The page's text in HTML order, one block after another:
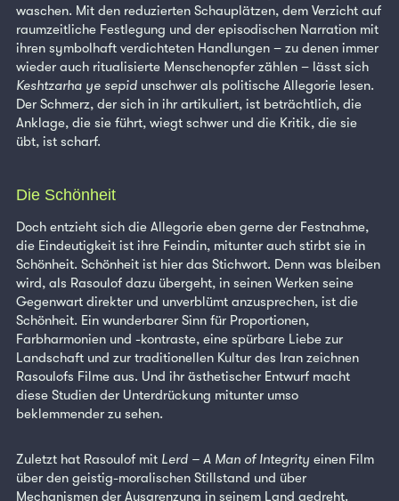
waschen. Mit den reduzierten Schauplätzen, dem Verzicht auf
raumzeitliche Festlegung und der episodischen Narration mit
ihren symbolhaft verdichteten Handlungen – zu denen immer
wieder auch ritualisierte Menschenopfer zählen – lässt sich
Keshtzarha ye sepid unschwer als politische Allegorie lesen.
Der Schmerz, der sich in ihr artikuliert, ist beträchtlich, die
Anklage, die sie führt, wiegt schwer und die Kritik, die sie
übt, ist scharf.
Die Schönheit
Doch entzieht sich die Allegorie eben gerne der Festnahme,
die Eindeutigkeit ist ihre Feindin, mitunter auch stirbt sie in
Schönheit. Schönheit ist hier das Stichwort. Denn was bleiben
wird, als Rasoulof dazu übergeht, in seinen Werken seine
Gegenwart direkter und unverblümt anzusprechen, ist die
Schönheit. Ein wunderbarer Sinn für Proportionen,
Farbharmonien und -kontraste, eine spürbare Liebe zur
Landschaft und zur traditionellen Kultur des Iran zeichnen
Rasoulofs Filme aus. Und ihr ästhetischer Entwurf macht
diese Studien der Unterdrückung mitunter umso
beklemmender zu sehen.
Zuletzt hat Rasoulof mit Lerd – A Man of Integrity einen Film
über den geistig-moralischen Stillstand und über
Mechanismen der Ausgrenzung in seinem Land gedreht.